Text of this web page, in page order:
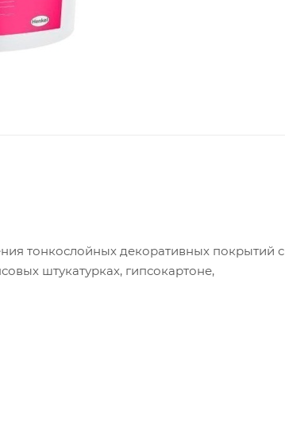
тонкослойных декоративных покрытий с
штукатурках, гипсокартоне,